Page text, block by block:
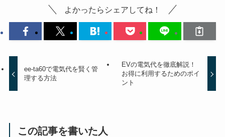
よかったらシェアしてね！
ee-ta60で電気代を賢く管
理する方法
EVの電気代を徹底解説！
お得に利用するためのポイ
ント
この記事を書いた人